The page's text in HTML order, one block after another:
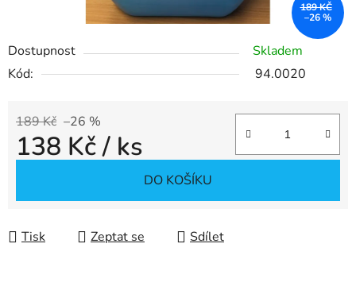
Dostupnost
Skladem
Kód:
94.0020
189 Kč –26 %
138 Kč/ ks
DO KOŠÍKU
Tisk Zeptat se Sdílet
189 KČ
–26 %